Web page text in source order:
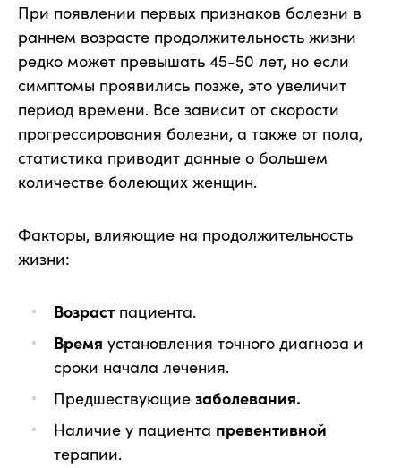
При появлении первых признаков болезни в
раннем возрасте продолжительность жизни
редко может превышать 45-50 лет, но если
симптомы проявились позже, это увеличит
период времени. Все зависит от скорости
прогрессирования болезни, а также от пола,
статистика приводит данные о большем
количестве болеющих женщин.
Факторы, влияющие на продолжительность
жизни:
Возраст пациента.
Время установления точного диагноза и
сроки начала лечения.
Предшествующие заболевания.
Наличие у пациента превентивной
терапии.